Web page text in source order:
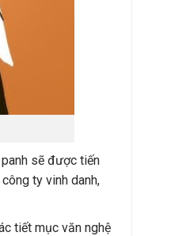
sẽ được tiến
ty vinh danh,
tiết mục văn nghệ